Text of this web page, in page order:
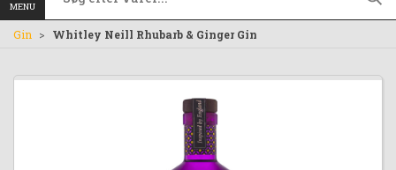
MENU
Gin Whitley Neill Rhubarb & Ginger Gin